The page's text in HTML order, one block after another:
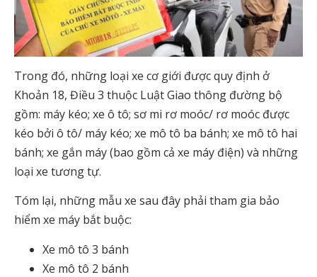
Trong đó, những loại xe cơ giới được quy định ở
Khoản 18, Điều 3 thuộc Luật Giao thông đường bộ
gồm: máy kéo; xe ô tô; sơ mi rơ moóc/ rơ moóc được
kéo bởi ô tô/ máy kéo; xe mô tô ba bánh; xe mô tô hai
bánh; xe gắn máy (bao gồm cả xe máy điện) và những
loại xe tương tự.
Tóm lại, những mẫu xe sau đây phải tham gia bảo
hiểm xe máy bắt buộc:
Xe mô tô 3 bánh
Xe mô tô 2 bánh